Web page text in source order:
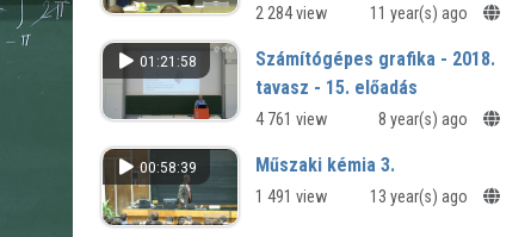
2 284 view 11 year(s) ago
01:21:58
Számítógépes grafika - 2018.
tavasz - 15. előadás
4 761 view 8 year(s) ago
00:58:39 Műszaki kémia 3.
1 491 view 13 year(s) ago